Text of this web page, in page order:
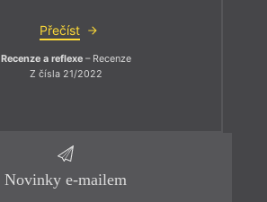
Přečíst
Recenze a reflexe– Recenze
Z čísla 21/2022
Novinky e-mailem